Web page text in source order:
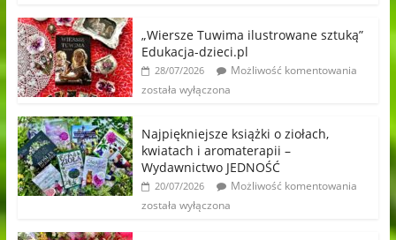
„Wiersze Tuwima ilustrowane sztuką”
Edukacja-dzieci.pl
28/07/2026
Możliwość komentowania
została wyłączona
Najpiękniejsze książki o ziołach,
kwiatach i aromaterapii –
Wydawnictwo JEDNOŚĆ
20/07/2026
Możliwość komentowania
została wyłączona